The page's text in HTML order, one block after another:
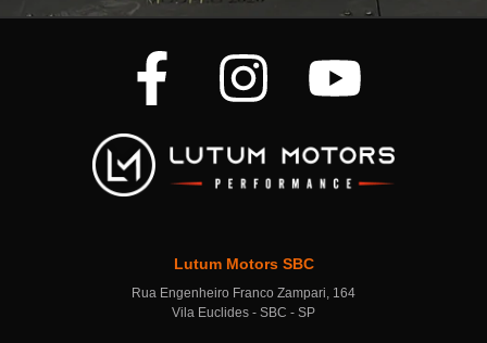
Lutum Motors SBC
Rua Engenheiro Franco Zampari, 164
Vila Euclides - SBC - SP